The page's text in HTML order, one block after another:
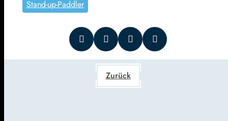
Stand-up-Paddler
Zurück